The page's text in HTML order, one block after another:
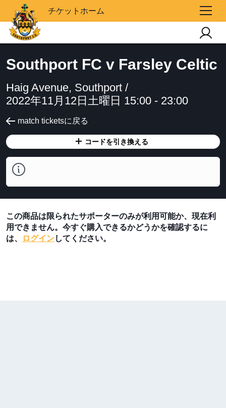
チケットホーム
Southport FC v Farsley Celtic
Haig Avenue, Southport /
2022年11月12日土曜日 15:00 - 23:00
match ticketsに戻る
コードを引き換える
この商品は限られたサポーターのみが利用可能か、現在利
用できません。今すぐ購入できるかどうかを確認するに
は、
ログインしてください。